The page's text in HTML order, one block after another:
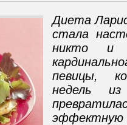
Диета
стала
никто и
певицы,
недель
эффектную